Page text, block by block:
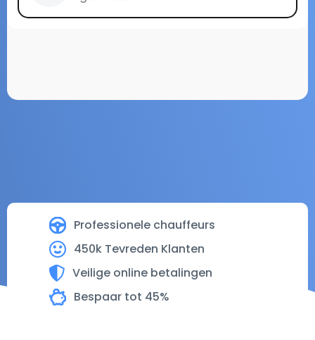
Professionele chauffeurs
450k Tevreden Klanten
Veilige online betalingen
Bespaar tot 45%